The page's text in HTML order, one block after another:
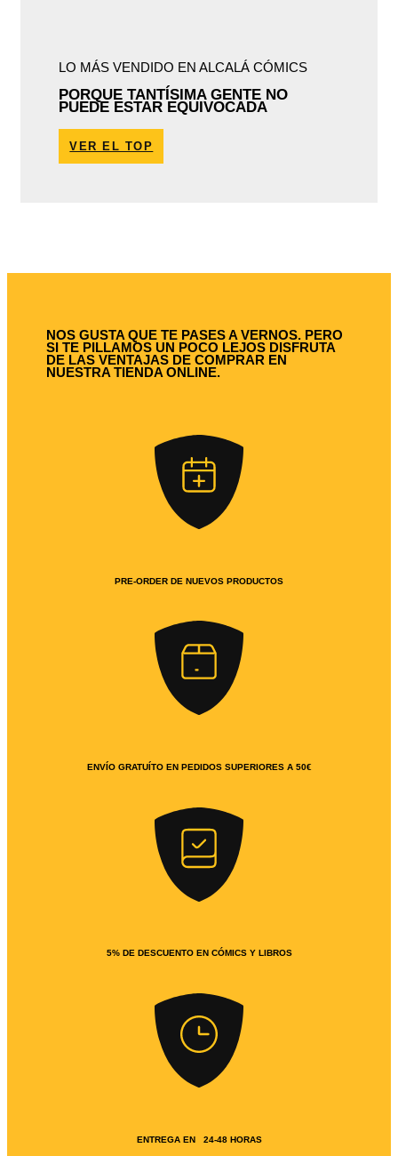
LO MÁS VENDIDO EN ALCALÁ CÓMICS
PORQUE TANTÍSIMA GENTE NO
PUEDE ESTAR EQUIVOCADA
VER EL TOP
NOS GUSTA QUE TE PASES A VERNOS. PERO
SI TE PILLAMOS UN POCO LEJOS DISFRUTA
DE LAS VENTAJAS DE COMPRAR EN
NUESTRA TIENDA ONLINE.
PRE-ORDER DE NUEVOS PRODUCTOS
ENVÍO GRATUÍTO EN PEDIDOS SUPERIORES A 50€
5% DE DESCUENTO EN CÓMICS Y LIBROS
ENTREGA EN 24-48 HORAS